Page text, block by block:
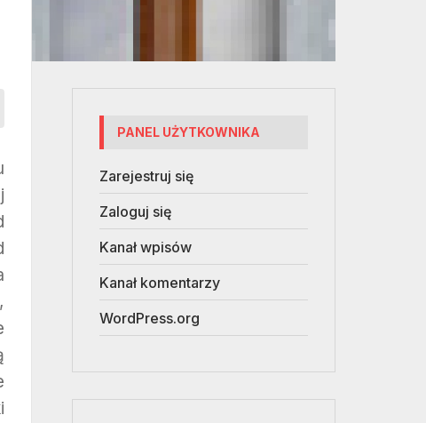
PANEL UŻYTKOWNIKA
Zarejestruj się
Zaloguj się
Kanał wpisów
Kanał komentarzy
WordPress.org